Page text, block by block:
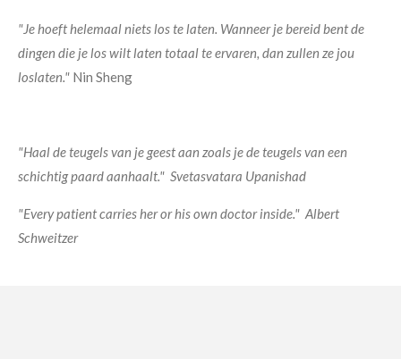
"Je hoeft helemaal niets los te laten. Wanneer je bereid bent de
dingen die je los wilt laten totaal te ervaren, dan zullen ze jou
loslaten." Nin Sheng
"Haal de teugels van je geest aan zoals je de teugels van een
schichtig paard aanhaalt." Svetasvatara Upanishad
"Every patient carries her or his own doctor inside." Albert
Schweitzer